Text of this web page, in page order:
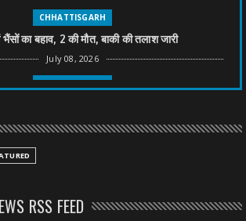
CHHATTISGARH
का बहाव, 2 की मौत, बाकी की तलाश जारी
July 08, 2026
CHHATTISGARH
July 08, 2026
CHHATTISGARH
RSS FEED